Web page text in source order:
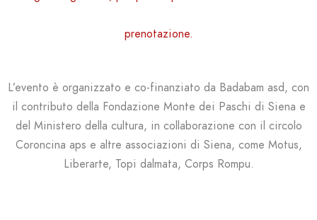
prenotazione.
L’evento è organizzato e co-finanziato da Badabam asd, con
il contributo della Fondazione Monte dei Paschi di Siena e
del Ministero della cultura, in collaborazione con il circolo
Coroncina aps e altre associazioni di Siena, come Motus,
Liberarte, Topi dalmata, Corps Rompu.